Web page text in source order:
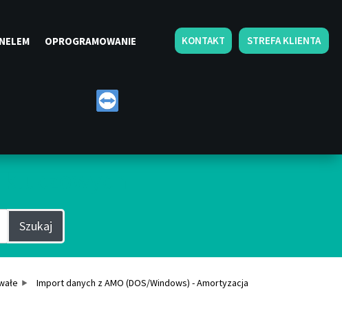
OPROGRAMOWANIE KONTAKT STREFA KLIENTA
Szukaj
Import danych z AMO (DOS/Windows) - Amortyzacja